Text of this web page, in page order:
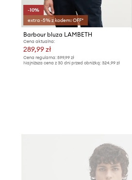
-10%
extra -5% z kodem: OFF*
Barbour bluza LAMBETH
Cena aktualna:
289,99 zł
Cena regularna: 599,99 zł
Najniższa cena z 30 dni przed obniżką: 324,99 zł